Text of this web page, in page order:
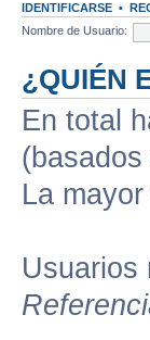
IDENTIFICARSE •
Nombre de Usuario:
¿QUIÉN
En total
La
Usuarios